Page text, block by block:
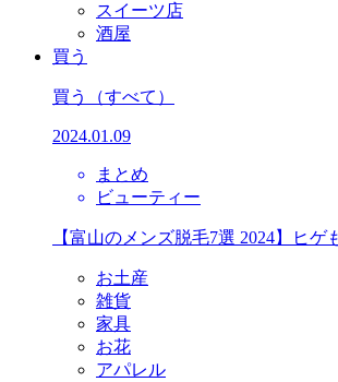
スイーツ店
酒屋
買う
買う （すべて）
2024.01.09
まとめ
ビューティー
【富山のメンズ脱毛7選 2024】ヒ
お土産
雑貨
家具
お花
アパレル